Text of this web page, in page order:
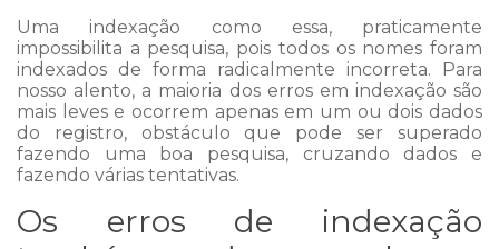
Uma indexação como essa, praticamente
impossibilita a pesquisa, pois todos os nomes foram
indexados de forma radicalmente incorreta. Para
nosso alento, a maioria dos erros em indexação são
mais leves e ocorrem apenas em um ou dois dados
do registro, obstáculo que pode ser superado
fazendo uma boa pesquisa, cruzando dados e
fazendo várias tentativas.
Os erros de indexação